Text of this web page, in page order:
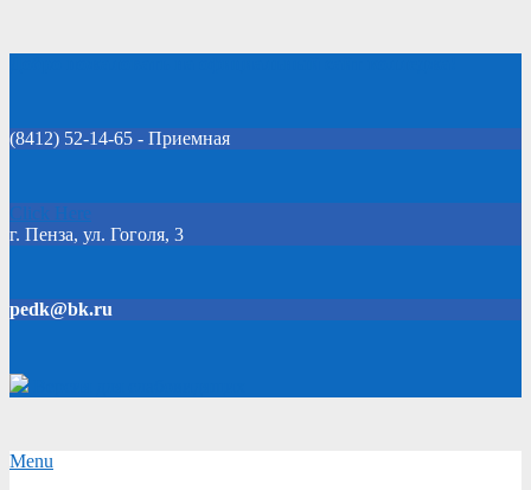
(8412) 52-14-65 - Приемная
Click Here
г. Пенза, ул. Гоголя, 3
pedk@bk.ru
Secondary
Menu